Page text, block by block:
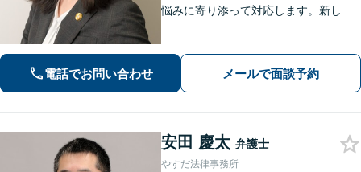
悩みに寄り添って対応します。新しい
にご相談ください。
電話でお問い合わせ メールで面談予約
安田 慶太 弁護士
やすだ法律事務所